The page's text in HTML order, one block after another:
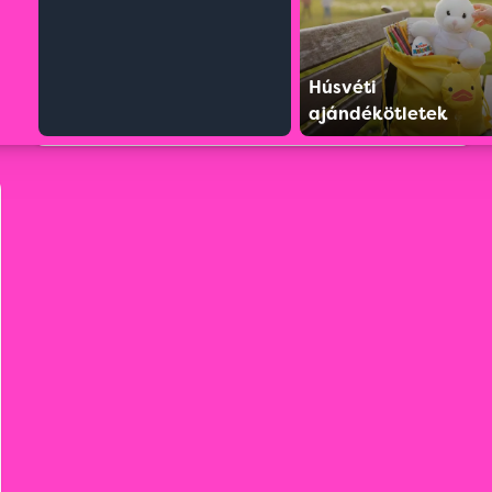
Húsvéti
ajándékötletek